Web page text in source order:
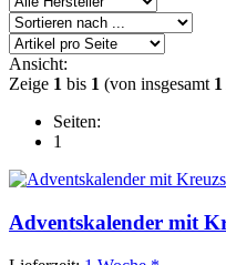
Ansicht:
Zeige 1 bis 1 (von insgesamt 1
Seiten:
1
Adventskalender mit